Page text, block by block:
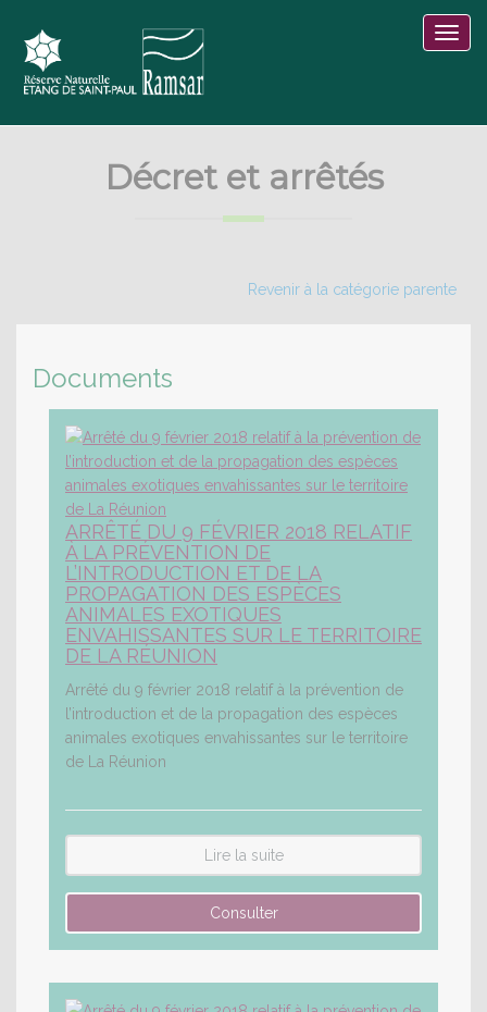
Décret et arrêtés
Revenir à la catégorie parente
Documents
ARRÊTÉ DU 9 FÉVRIER 2018 RELATIF
À LA PRÉVENTION DE
L’INTRODUCTION ET DE LA
PROPAGATION DES ESPÈCES
ANIMALES EXOTIQUES
ENVAHISSANTES SUR LE TERRITOIRE
DE LA RÉUNION
Arrêté du 9 février 2018 relatif à la prévention de
l’introduction et de la propagation des espèces
animales exotiques envahissantes sur le territoire
de La Réunion
Lire la suite